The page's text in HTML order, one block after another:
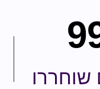
שוחררו